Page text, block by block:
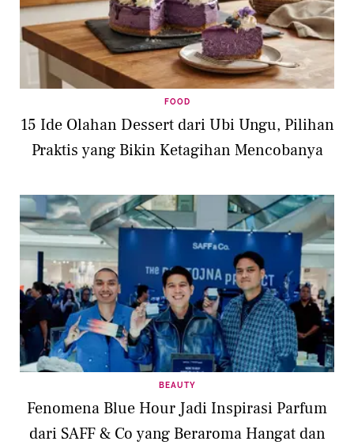
FOOD
15 Ide Olahan Dessert dari Ubi Ungu, Pilihan
Praktis yang Bikin Ketagihan Mencobanya
BEAUTY
Fenomena Blue Hour Jadi Inspirasi Parfum
dari SAFF & Co yang Beraroma Hangat dan